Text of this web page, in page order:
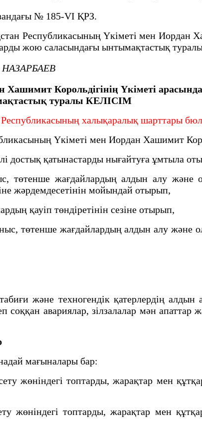
№ 185-VІ ҚРЗ.
Республикасының Үкіметі мен Иордан
жою саласындағы ынтымақтастық
НАЗАРБАЕВ
Корольдігінің Үкіметі
туралы КЕЛІСІМ
халықаралық шарттары
Үкіметі мен Иордан Хашимит
достық қатынастарды нығайтуға ұмтыла
төтенше жағдайлардың алдын алу
жәрдемдесетінін мойындай отырып,
қауіп төндіретінін сезіне отырып,
төтенше жағдайлардың алдын алу және
және техногендік қатерлердің
авариялар, зілзалалар мән апаттар
мағыналары бар:
жөніндегі топтарды, жарақтар мен
топтарды, жарақтар мен